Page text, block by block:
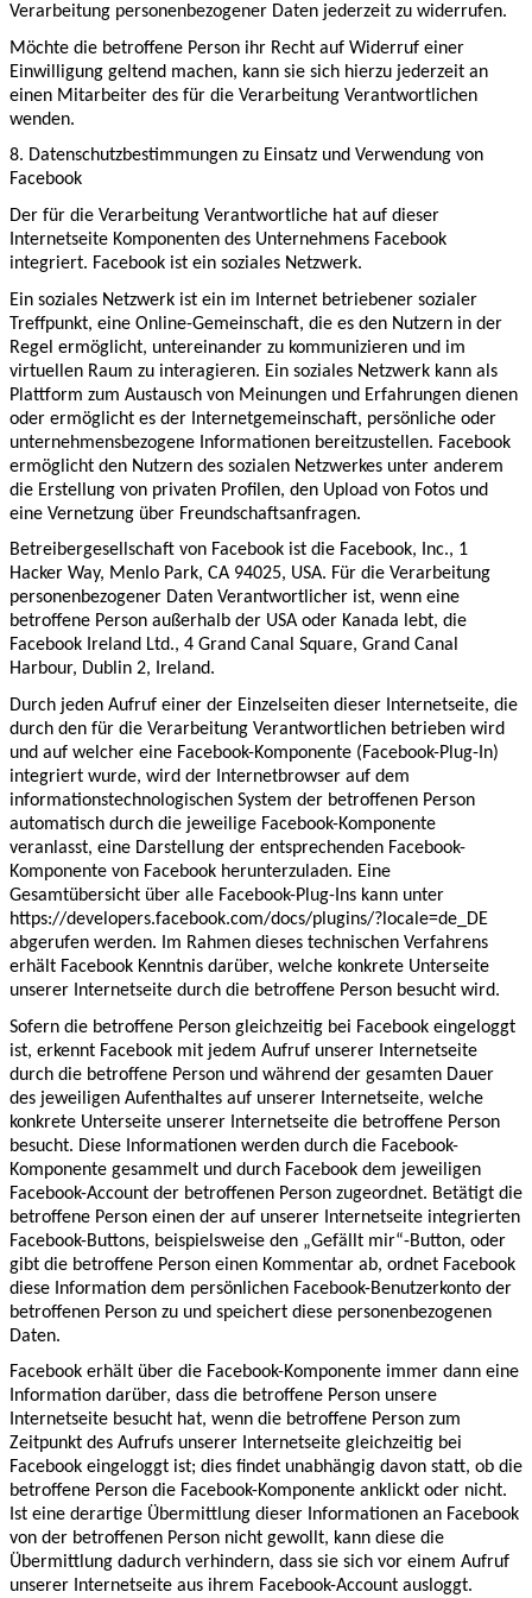
Verarbeitung personenbezogener Daten jederzeit zu widerrufen.
Möchte die betroffene Person ihr Recht auf Widerruf einer
Einwilligung geltend machen, kann sie sich hierzu jederzeit an
einen Mitarbeiter des für die Verarbeitung Verantwortlichen
wenden.
8. Datenschutzbestimmungen zu Einsatz und Verwendung von
Facebook
Der für die Verarbeitung Verantwortliche hat auf dieser
Internetseite Komponenten des Unternehmens Facebook
integriert. Facebook ist ein soziales Netzwerk.
Ein soziales Netzwerk ist ein im Internet betriebener sozialer
Treffpunkt, eine Online-Gemeinschaft, die es den Nutzern in der
Regel ermöglicht, untereinander zu kommunizieren und im
virtuellen Raum zu interagieren. Ein soziales Netzwerk kann als
Plattform zum Austausch von Meinungen und Erfahrungen dienen
oder ermöglicht es der Internetgemeinschaft, persönliche oder
unternehmensbezogene Informationen bereitzustellen. Facebook
ermöglicht den Nutzern des sozialen Netzwerkes unter anderem
die Erstellung von privaten Profilen, den Upload von Fotos und
eine Vernetzung über Freundschaftsanfragen.
Betreibergesellschaft von Facebook ist die Facebook, Inc., 1
Hacker Way, Menlo Park, CA 94025, USA. Für die Verarbeitung
personenbezogener Daten Verantwortlicher ist, wenn eine
betroffene Person außerhalb der USA oder Kanada lebt, die
Facebook Ireland Ltd., 4 Grand Canal Square, Grand Canal
Harbour, Dublin 2, Ireland.
Durch jeden Aufruf einer der Einzelseiten dieser Internetseite, die
durch den für die Verarbeitung Verantwortlichen betrieben wird
und auf welcher eine Facebook-Komponente (Facebook-Plug-In)
integriert wurde, wird der Internetbrowser auf dem
informationstechnologischen System der betroffenen Person
automatisch durch die jeweilige Facebook-Komponente
veranlasst, eine Darstellung der entsprechenden Facebook-
Komponente von Facebook herunterzuladen. Eine
Gesamtübersicht über alle Facebook-Plug-Ins kann unter
https://developers.facebook.com/docs/plugins/?locale=de_DE
abgerufen werden. Im Rahmen dieses technischen Verfahrens
erhält Facebook Kenntnis darüber, welche konkrete Unterseite
unserer Internetseite durch die betroffene Person besucht wird.
Sofern die betroffene Person gleichzeitig bei Facebook eingeloggt
ist, erkennt Facebook mit jedem Aufruf unserer Internetseite
durch die betroffene Person und während der gesamten Dauer
des jeweiligen Aufenthaltes auf unserer Internetseite, welche
konkrete Unterseite unserer Internetseite die betroffene Person
besucht. Diese Informationen werden durch die Facebook-
Komponente gesammelt und durch Facebook dem jeweiligen
Facebook-Account der betroffenen Person zugeordnet. Betätigt die
betroffene Person einen der auf unserer Internetseite integrierten
Facebook-Buttons, beispielsweise den „Gefällt mir“-Button, oder
gibt die betroffene Person einen Kommentar ab, ordnet Facebook
diese Information dem persönlichen Facebook-Benutzerkonto der
betroffenen Person zu und speichert diese personenbezogenen
Daten.
Facebook erhält über die Facebook-Komponente immer dann eine
Information darüber, dass die betroffene Person unsere
Internetseite besucht hat, wenn die betroffene Person zum
Zeitpunkt des Aufrufs unserer Internetseite gleichzeitig bei
Facebook eingeloggt ist; dies findet unabhängig davon statt, ob die
betroffene Person die Facebook-Komponente anklickt oder nicht.
Ist eine derartige Übermittlung dieser Informationen an Facebook
von der betroffenen Person nicht gewollt, kann diese die
Übermittlung dadurch verhindern, dass sie sich vor einem Aufruf
unserer Internetseite aus ihrem Facebook-Account ausloggt.